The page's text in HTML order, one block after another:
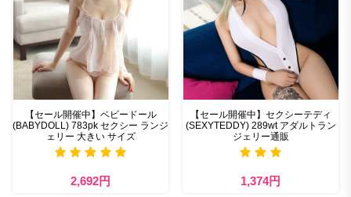
【セール開催中】ベビードール
(BABYDOLL) 783pk セクシー ランジ
ェリー 大きい サイズ
2,692円
【セール開催中】セクシーテディ
(SEXYTEDDY) 289wt アダルトラン
ジェリー通販
1,374円